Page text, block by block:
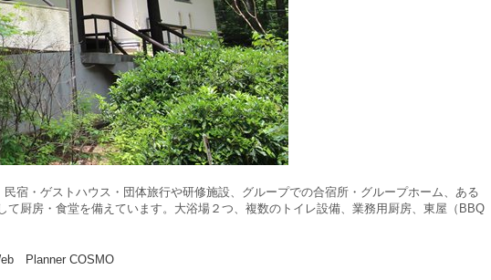
宿・ゲストハウス・団体旅行や研修施設、グループでの合宿所・グループホーム、ある
厨房・食堂を備えています。大浴場２つ、複数のトイレ設備、業務用厨房、東屋（BBQ
Planner COSMO